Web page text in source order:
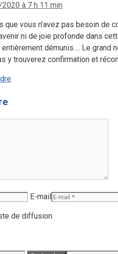
à 7 h 11 min
que vous n’avez pas besoin de
ni de joie profonde dans
entièrement démunis…. Le grand
y trouverez confirmation et
E-mail
de diffusion.